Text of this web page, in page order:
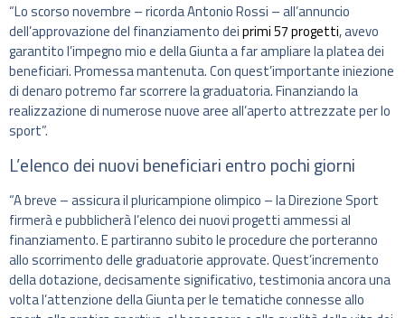
“Lo scorso novembre – ricorda Antonio Rossi – all’annuncio
dell’approvazione del finanziamento deiprimi 57 progetti, avevo
garantito l’impegno mio e della Giunta a far ampliare la platea dei
beneficiari. Promessa mantenuta. Con quest’importante iniezione
di denaro potremo far scorrere la graduatoria. Finanziando la
realizzazione di numerose nuove aree all’aperto attrezzate per lo
sport”.
L’elenco dei nuovi beneficiari entro pochi giorni
“A breve – assicura il pluricampione olimpico – la Direzione Sport
firmerà e pubblicherà l’elenco dei nuovi progetti ammessi al
finanziamento. E partiranno subito le procedure che porteranno
allo scorrimento delle graduatorie approvate. Quest’incremento
della dotazione, decisamente significativo, testimonia ancora una
volta l’attenzione della Giunta per le tematiche connesse allo